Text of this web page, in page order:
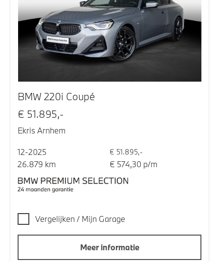
BMW 220i Coupé
€ 51.895,-
Ekris Arnhem
12-2025 € 51.895,-
26.879 km € 574,30 p/m
Vergelijken / Mijn Garage
Meer informatie